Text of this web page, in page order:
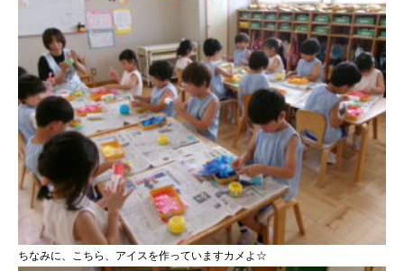
ちなみに、こちら、アイスを作っていますカメよ☆